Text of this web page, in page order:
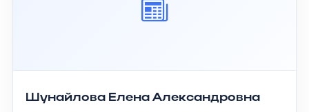
Шунайлова Елена Александровна